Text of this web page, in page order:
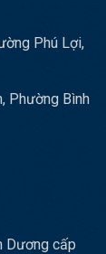
Phú Lợi,
Phường Bình
Dương cấp